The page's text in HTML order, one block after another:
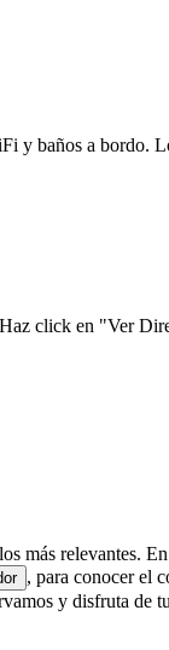
y baños a bordo.
click en "Ver
más relevantes.
, para conocer el
y disfruta de